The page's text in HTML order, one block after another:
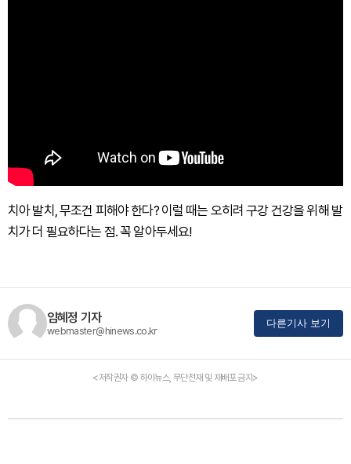
치아 발치, 무조건 피해야 한다? 이럴 때는 오히려 구강 건강을 위해 발
치가 더 필요하다는 점. 꼭 알아두세요!
임혜정 기자
webmaster@hinews.co.kr
다른기사 보기
<저작권자 © 하이뉴스, 무단전재 및 재배포 금지>